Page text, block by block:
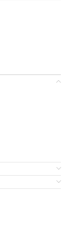
produit